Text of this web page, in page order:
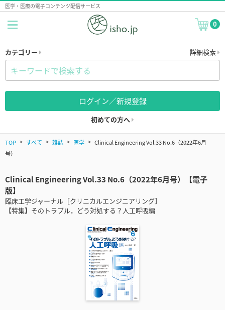
医学・医療の電子コンテンツ配信サービス
0
カテゴリー 詳細検索
ログイン／新規登録
初めての方へ
TOP すべて 雑誌 医学
Clinical Engineering Vol.33 No.6（2022年6月
号）
Clinical Engineering Vol.33 No.6（2022年6月号）【電子
版】
臨床工学ジャーナル［クリニカルエンジニアリング］
【特集】そのトラブル，どう対処する？人工呼吸編